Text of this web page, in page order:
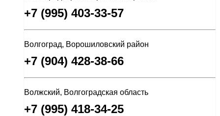
+7 (995) 403-33-57
Волгоград, Ворошиловский район
+7 (904) 428-38-66
Волжский, Волгоградская область
+7 (995) 418-34-25